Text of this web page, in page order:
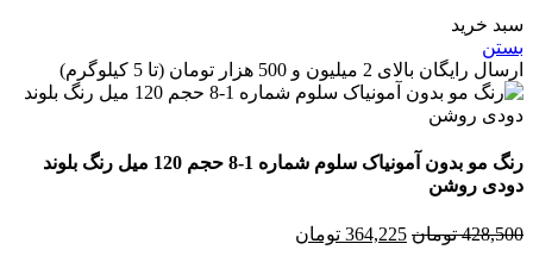
خرید
بالای 2 میلیون و 500 هزار تومان (تا 5 کیلوگرم)
رنگ مو بدون آمونیاک سلوم شماره 1-8 حجم 120 میل رنگ بلوند
روشن
تومان 364,225 تومان